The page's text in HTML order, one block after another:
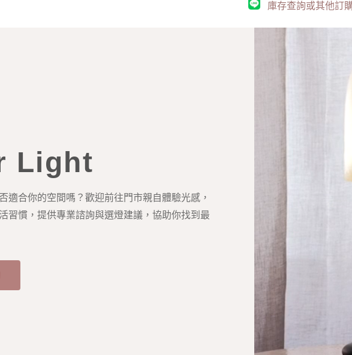
庫存查詢或其他訂
Light
適合你的空間嗎？歡迎前往門市親自體驗光感，
習慣，提供專業諮詢與選燈建議，協助你找到最